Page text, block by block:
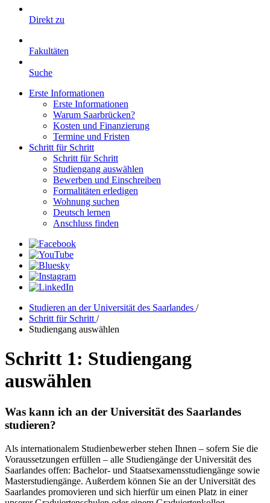
Direkt zu
Fakultäten
Suche
Erste Informationen
Erste Informationen
Warum Saarbrücken?
Kosten und Finanzierung
Termine und Fristen
Schritt für Schritt
Schritt für Schritt
Studiengang auswählen
Bewerben und Einschreiben
Formalitäten erledigen
Wohnung suchen
Deutsch lernen
Anschluss finden
Studieren an der Universität des Saarlandes /
Schritt für Schritt /
Studiengang auswählen
Schritt 1: Studiengang
auswählen
Was kann ich an der Universität des Saarlandes
studieren?
Als internationalem Studienbewerber stehen Ihnen – sofern Sie die
Voraussetzungen erfüllen – alle Studiengänge der Universität des
Saarlandes offen: Bachelor- und Staatsexamensstudiengänge sowie
Masterstudiengänge. Außerdem können Sie an der Universität des
Saarlandes promovieren und sich hierfür um einen Platz in einer